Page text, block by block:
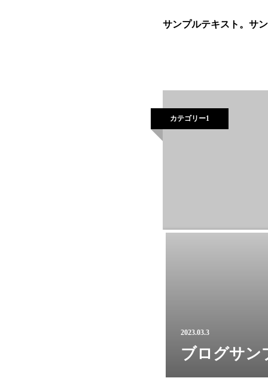
サンプルテキスト。サン
カテゴリー1
2023.03.3
ブログサン